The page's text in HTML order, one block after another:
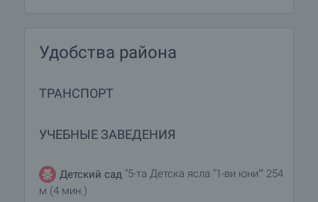
Удобства района
ТРАНСПОРТ
УЧЕБНЫЕ ЗАВЕДЕНИЯ
Детский сад "5-та Детска ясла "1-ви юни"" 254
м (4 мин.)